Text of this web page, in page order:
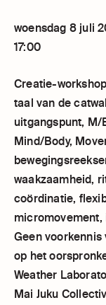
woensdag 8 juli
17:00
Creatie-
taal van de
uitgangspunt, M/
Mind/Body,
waakzaamheid,
coördinatie,
Geen voorkennis
op het
Weather
Mai Juku